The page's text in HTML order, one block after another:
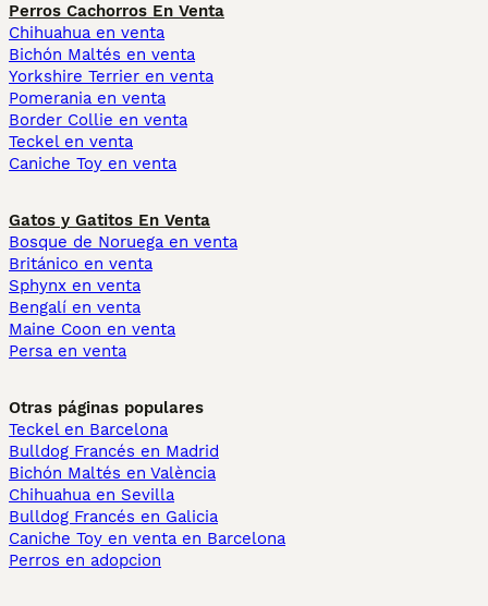
Perros Cachorros En Venta
Chihuahua en venta
Bichón Maltés en venta
Yorkshire Terrier en venta
Pomerania en venta
Border Collie en venta
Teckel en venta
Caniche Toy en venta
Gatos y Gatitos En Venta
Bosque de Noruega en venta
Británico en venta
Sphynx en venta
Bengalí en venta
Maine Coon en venta
Persa en venta
Otras páginas populares
Teckel en Barcelona
Bulldog Francés en Madrid
Bichón Maltés en València
Chihuahua en Sevilla
Bulldog Francés en Galicia
Caniche Toy en venta en Barcelona
Perros en adopcion